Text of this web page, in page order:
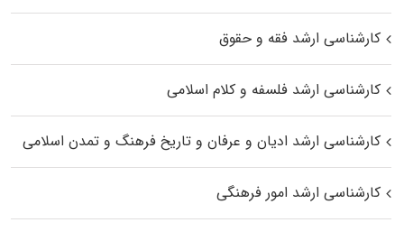
کارشناسی ارشد فقه و حقوق
کارشناسی ارشد فلسفه و کلام اسلامی
کارشناسی ارشد ادیان و عرفان و تاریخ فرهنگ و تمدن اسلامی
کارشناسی ارشد امور فرهنگی